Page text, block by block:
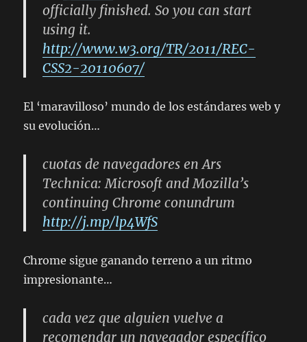
officially finished. So you can start
using it.
http://www.w3.org/TR/2011/REC-
CSS2-20110607/
El ‘maravilloso’ mundo de los estándares web y
su evolución…
cuotas de navegadores en Ars
Technica: Microsoft and Mozilla’s
continuing Chrome conundrum
http://j.mp/lp4WfS
Chrome sigue ganando terreno a un ritmo
impresionante…
cada vez que alguien vuelve a
recomendar un navegador específico